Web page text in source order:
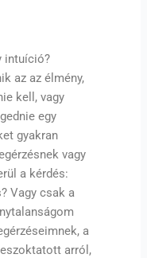
intuíció?
az az élmény,
kell, vagy
egy
gyakran
vagy
a kérdés:
Vagy csak a
a
arról,